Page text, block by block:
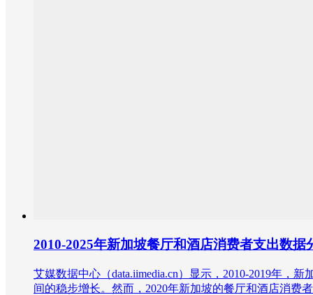
2010-2025年新加坡餐厅和酒店消费者支出数据
艾媒数据中心（data.iimedia.cn）显示，2010-2019年，
间的稳步增长。然而，2020年新加坡的餐厅和酒店消费